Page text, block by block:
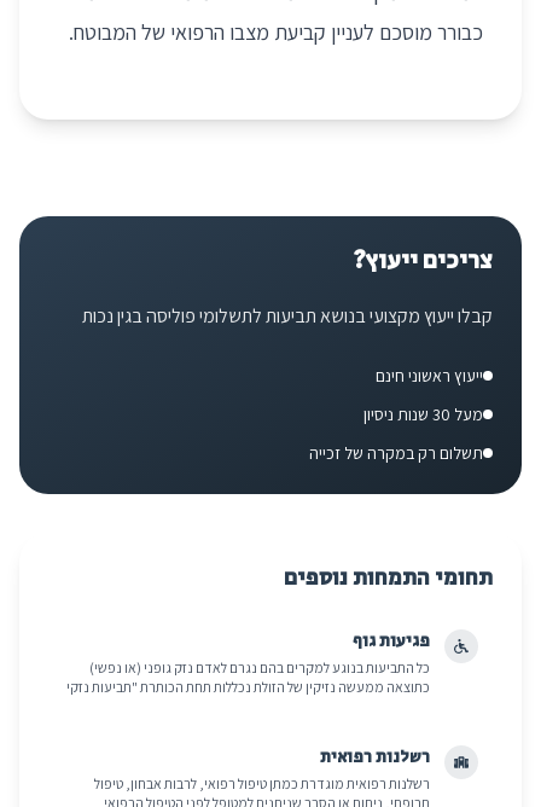
כבורר מוסכם לעניין קביעת מצבו הרפואי של המבוטח.
צריכים ייעוץ?
קבלו ייעוץ מקצועי בנושאתביעות לתשלומי פוליסה בגין נכות
ייעוץ ראשוני חינם
מעל 30 שנות ניסיון
תשלום רק במקרה של זכייה
תחומי התמחות נוספים
פגיעות גוף
כל התביעות בנוגע למקרים בהם נגרם לאדם נזק גופני (או נפשי)
כתוצאה ממעשה נזיקין של הזולת נכללות תחת הכותרת "תביעות נזקי
רשלנות רפואית
רשלנות רפואית מוגדרת כמתן טיפול רפואי, לרבות אבחון, טיפול
תרופתי, ניתוח או הסבר שניתנים למטופל לפני הטיפול הרפואי